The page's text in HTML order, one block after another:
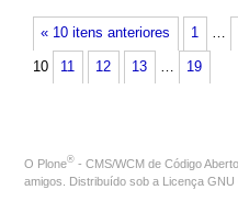
« 10 itens anteriores 1 …
10 11 12 13 … 19
O Plone® - CMS/WCM de Código Aberto
amigos. Distribuído sob a Licença GNU